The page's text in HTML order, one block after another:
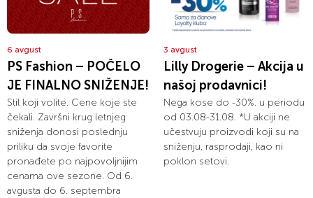
6 avgust
PS Fashion – POČELO
JE FINALNO SNIŽENJE!
Stil koji volite. Cene koje ste
čekali. Završni krug letnjeg
sniženja donosi poslednju
priliku da svoje favorite
pronađete po najpovoljnijim
cenama ove sezone. Od 6.
avgusta do 6. septembra
3 avgust
Lilly Drogerie – Akcija u
našoj prodavnici!
Nega kose do -30%. u periodu
od 03.08-31.08. *U akciji ne
učestvuju proizvodi koji su na
sniženju, rasprodaji, kao ni
poklon setovi.